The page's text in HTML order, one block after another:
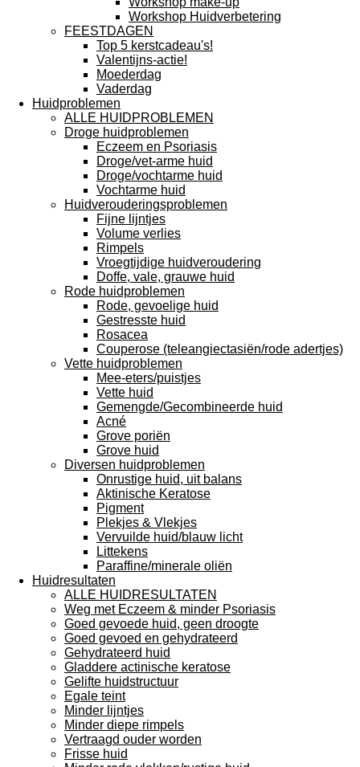
Workshop Huidverbetering
FEESTDAGEN
Top 5 kerstcadeau's!
Valentijns-actie!
Moederdag
Vaderdag
Huidproblemen
ALLE HUIDPROBLEMEN
Droge huidproblemen
Eczeem en Psoriasis
Droge/vet-arme huid
Droge/vochtarme huid
Vochtarme huid
Huidverouderingsproblemen
Fijne lijntjes
Volume verlies
Rimpels
Vroegtijdige huidveroudering
Doffe, vale, grauwe huid
Rode huidproblemen
Rode, gevoelige huid
Gestresste huid
Rosacea
Couperose (teleangiectasiën/rode adertjes)
Vette huidproblemen
Mee-eters/puistjes
Vette huid
Gemengde/Gecombineerde huid
Acné
Grove poriën
Grove huid
Diversen huidproblemen
Onrustige huid, uit balans
Aktinische Keratose
Pigment
Plekjes & Vlekjes
Vervuilde huid/blauw licht
Littekens
Paraffine/minerale oliën
Huidresultaten
ALLE HUIDRESULTATEN
Weg met Eczeem & minder Psoriasis
Goed gevoede huid, geen droogte
Goed gevoed en gehydrateerd
Gehydrateerd huid
Gladdere actinische keratose
Gelifte huidstructuur
Egale teint
Minder lijntjes
Minder diepe rimpels
Vertraagd ouder worden
Frisse huid